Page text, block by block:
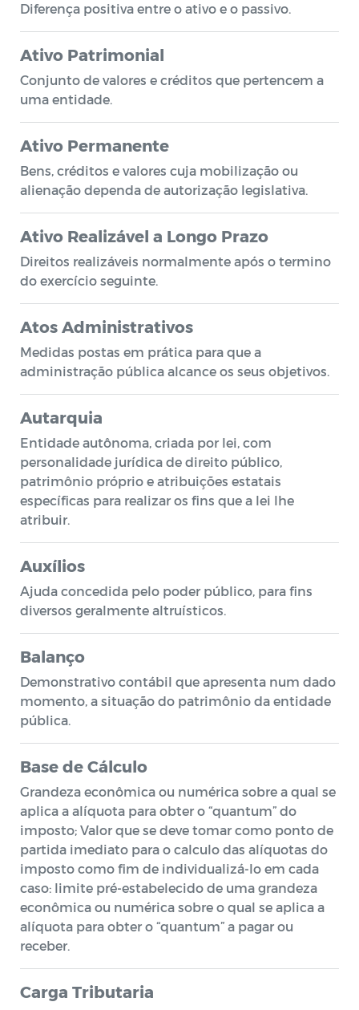
Diferença positiva entre o ativo e o passivo.
Ativo Patrimonial
Conjunto de valores e créditos que pertencem a
uma entidade.
Ativo Permanente
Bens, créditos e valores cuja mobilização ou
alienação dependa de autorização legislativa.
Ativo Realizável a Longo Prazo
Direitos realizáveis normalmente após o termino
do exercício seguinte.
Atos Administrativos
Medidas postas em prática para que a
administração pública alcance os seus objetivos.
Autarquia
Entidade autônoma, criada por lei, com
personalidade jurídica de direito público,
patrimônio próprio e atribuições estatais
específicas para realizar os fins que a lei lhe
atribuir.
Auxílios
Ajuda concedida pelo poder público, para fins
diversos geralmente altruísticos.
Balanço
Demonstrativo contábil que apresenta num dado
momento, a situação do patrimônio da entidade
pública.
Base de Cálculo
Grandeza econômica ou numérica sobre a qual se
aplica a alíquota para obter o “quantum” do
imposto; Valor que se deve tomar como ponto de
partida imediato para o calculo das alíquotas do
imposto como fim de individualizá-lo em cada
caso: limite pré-estabelecido de uma grandeza
econômica ou numérica sobre o qual se aplica a
alíquota para obter o “quantum” a pagar ou
receber.
Carga Tributaria